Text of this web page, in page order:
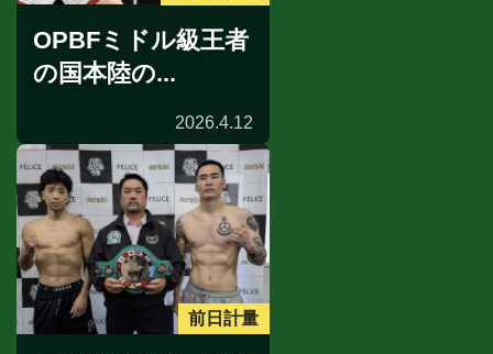
OPBFミドル級王者
の国本陸の...
2026.4.12
前日計量